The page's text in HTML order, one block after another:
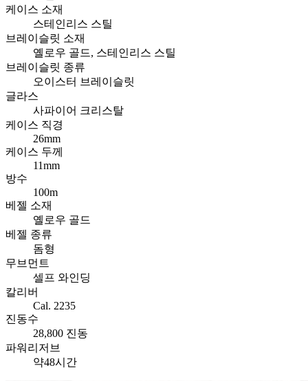
케이스 소재
스테인리스 스틸
브레이슬릿 소재
옐로우 골드, 스테인리스 스틸
브레이슬릿 종류
오이스터 브레이슬릿
글라스
사파이어 크리스탈
케이스 직경
26mm
케이스 두께
11mm
방수
100m
베젤 소재
옐로우 골드
베젤 종류
돔형
무브먼트
셀프 와인딩
칼리버
Cal. 2235
진동수
28,800 진동
파워리저브
약48시간